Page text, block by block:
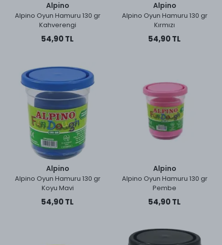
Alpino
Alpino Oyun Hamuru 130 gr
Kahverengi
54,90 TL
Alpino
Alpino Oyun Hamuru 130 gr
Kırmızı
54,90 TL
Alpino
Alpino Oyun Hamuru 130 gr
Koyu Mavi
54,90 TL
Alpino
Alpino Oyun Hamuru 130 gr
Pembe
54,90 TL